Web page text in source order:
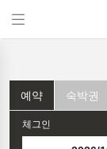
예약 숙박권
체그인